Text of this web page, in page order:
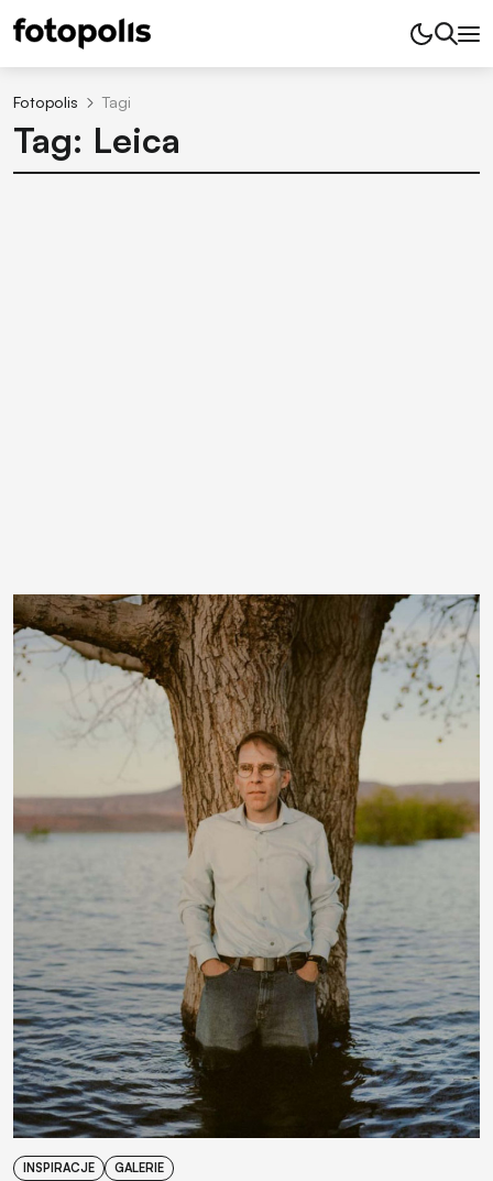
Fotopolis Tagi
Tag: Leica
INSPIRACJE GALERIE